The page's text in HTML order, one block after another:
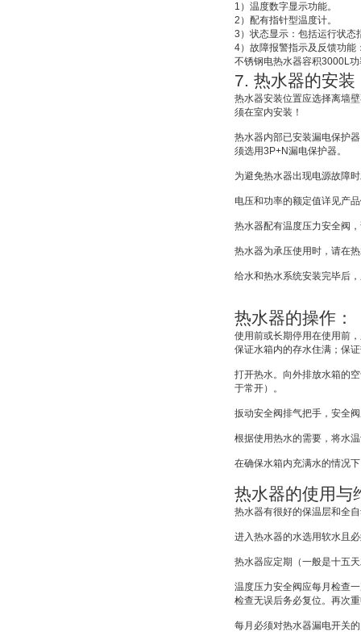
1 ）温度数字显示功能。
2 ）配有指针型温度计。
3 ）状态显示：包括运行状
4）故障报警指示及反馈功
不锈钢电热水器容积3000L
7. 热水器的安装
热水器安装位置应选择离墙
须在室内安装！
热水器内部已安装漏电保护
须选用3P+N漏电保护器。
为避免热水器出现电源故障
电压和功率的额定值详见产
热水器配有温度压力安全阀
热水器为承压使用时，请在
给水和热水系统安装完毕后
热水器的操作：
使用前或长期停用在使用前
保证水箱内的存水住满；保
打开热水。向外排放水箱的
于常开）。
扳动安全阀排气把手，安全
根据使用热水的需要，将水
在确保水箱内充满水的情况
热水器的使用与
热水器有很好的保温层和全
进入热水器的水选用软水且
热水器应定期（一般是十五
温度压力安全阀应每月检查
检查无误后务必复位。再次
每月必须对热水器漏电开关